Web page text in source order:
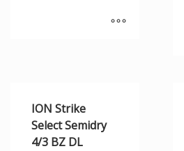
ION Strike
Select Semidry
4/3 BZ DL